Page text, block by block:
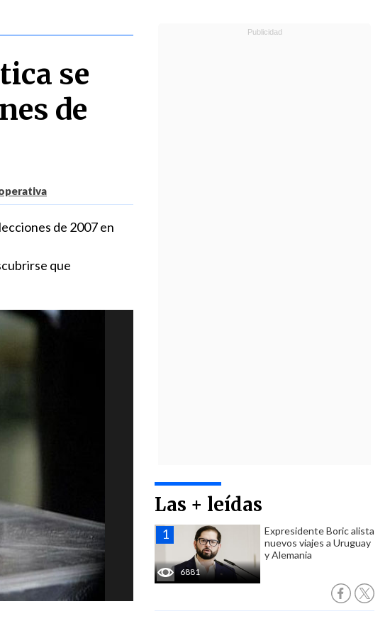
se
de
de 2007 en
que
Las + leídas
6881
Expresidente Boric alista
nuevos viajes a Uruguay
y Alemania